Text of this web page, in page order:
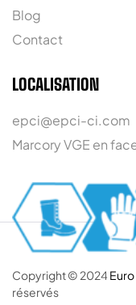
Blog
Contact
LOCALISATION
epci@epci-ci.com
Marcory VGE en
Copyright © 2024
réservés